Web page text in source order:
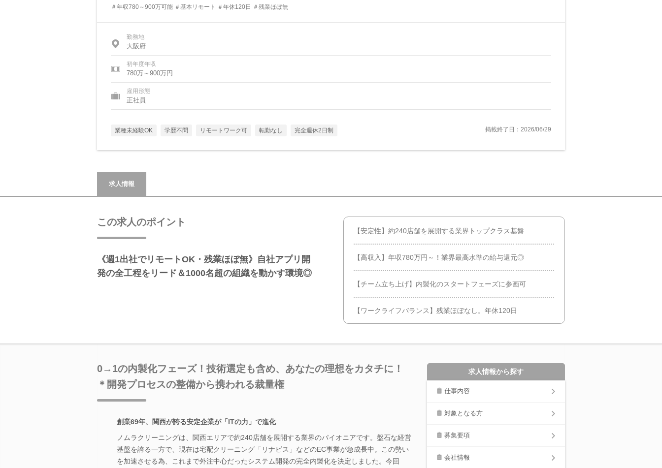
＃年収780～900万可能 ＃基本リモート ＃年休120日 ＃残業ほぼ無
勤務地
大阪府
初年度年収
780万～900万円
雇用形態
正社員
業種未経験OK 学歴不問 リモートワーク可 転勤なし 完全週休2日制 掲載終了日：2026/06/29
求人情報
この求人のポイント
《週1出社でリモートOK・残業ほぼ無》自社アプリ開
発の全工程をリード＆1000名超の組織を動かす環境◎
【安定性】約240店舗を展開する業界トップクラス基盤
【高収入】年収780万円～！業界最高水準の給与還元◎
【チーム立ち上げ】内製化のスタートフェーズに参画可
【ワークライフバランス】残業ほぼなし。年休120日
0→1の内製化フェーズ！技術選定も含め、あなたの理想をカタチに！
＊開発プロセスの整備から携われる裁量権
創業69年、関西が誇る安定企業が「ITの力」で進化
ノムラクリーニングは、関西エリアで約240店舗を展開する業界のパイオニアです。盤石な経営
基盤を誇る一方で、現在は宅配クリーニング「リナビス」などのEC事業が急成長中。この勢い
を加速させる為、これまで外注中心だったシステム開発の完全内製化を決定しました。今回
求人情報から探す
仕事内容
対象となる方
募集要項
会社情報